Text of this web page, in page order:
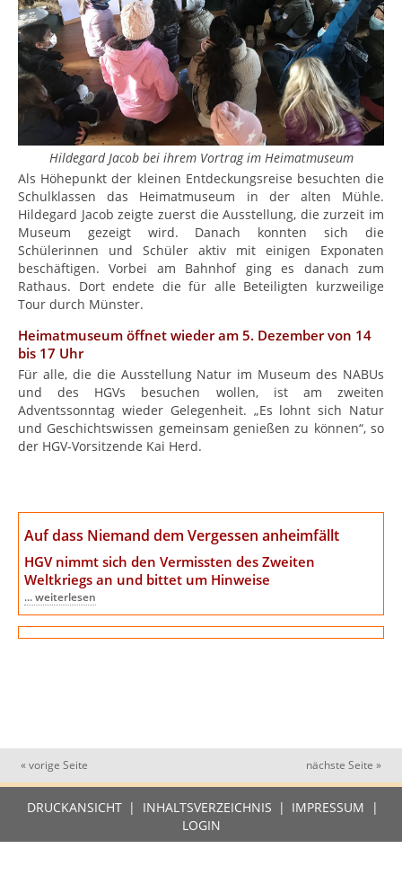
Hildegard Jacob bei ihrem Vortrag im Heimatmuseum
Als Höhepunkt der kleinen Entdeckungsreise besuchten die
Schulklassen das Heimatmuseum in der alten Mühle.
Hildegard Jacob zeigte zuerst die Ausstellung, die zurzeit im
Museum gezeigt wird. Danach konnten sich die
Schülerinnen und Schüler aktiv mit einigen Exponaten
beschäftigen. Vorbei am Bahnhof ging es danach zum
Rathaus. Dort endete die für alle Beteiligten kurzweilige
Tour durch Münster.
Heimatmuseum öffnet wieder am 5. Dezember von 14
bis 17 Uhr
Für alle, die die Ausstellung Natur im Museum des NABUs
und des HGVs besuchen wollen, ist am zweiten
Adventssonntag wieder Gelegenheit. „Es lohnt sich Natur
und Geschichtswissen gemeinsam genießen zu können“, so
der HGV-Vorsitzende Kai Herd.
Auf dass Niemand dem Vergessen anheimfällt
HGV nimmt sich den Vermissten des Zweiten
Weltkriegs an und bittet um Hinweise
... weiterlesen
« vorige Seite nächste Seite »
DRUCKANSICHT | INHALTSVERZEICHNIS | IMPRESSUM
|
LOGIN